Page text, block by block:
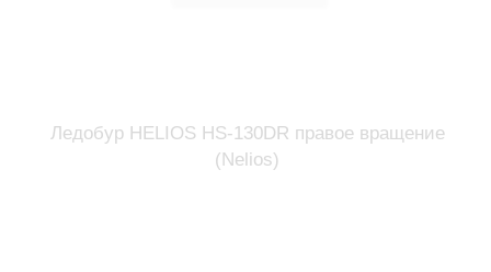
Ледобур HELIOS HS-130DR правое вращение
(Nelios)